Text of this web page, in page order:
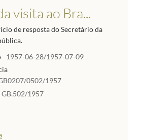
visita ao Bra...
de resposta do Secretário da
1957-06-28/1957-07-09
0502/1957
GB.502/1957